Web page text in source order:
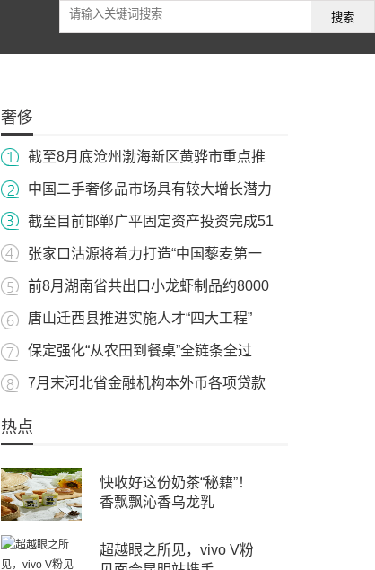
搜索
奢侈
截至8月底沧州渤海新区黄骅市重点推
中国二手奢侈品市场具有较大增长潜力
截至目前邯郸广平固定资产投资完成51
张家口沽源将着力打造“中国藜麦第一
前8月湖南省共出口小龙虾制品约8000
唐山迁西县推进实施人才“四大工程”
保定强化“从农田到餐桌”全链条全过
7月末河北省金融机构本外币各项贷款
热点
快收好这份奶茶“秘籍”！
香飘飘沁香乌龙乳
超越眼之所见，vivo V粉